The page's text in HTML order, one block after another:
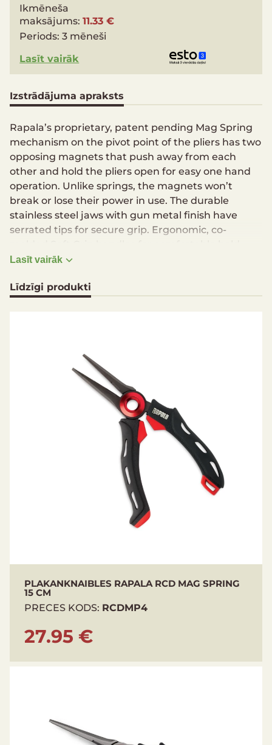
Ikmēneša
maksājums:11.33 €
Periods:3 mēneši
Lasīt vairāk
Izstrādājuma apraksts
Rapala’s proprietary, patent pending Mag Spring
mechanism on the pivot point of the pliers has two
opposing magnets that push away from each
other and hold the pliers open for easy one hand
operation. Unlike springs, the magnets won’t
break or lose their power in use. The durable
stainless steel jaws with gun metal finish have
serrated tips for secure grip. Ergonomic, co-
Length: 20 cm
Lasīt vairāk
Līdzīgi produkti
PLAKANKNAIBLES RAPALA RCD MAG SPRING
15 CM
PRECES KODS: RCDMP4
27.95 €